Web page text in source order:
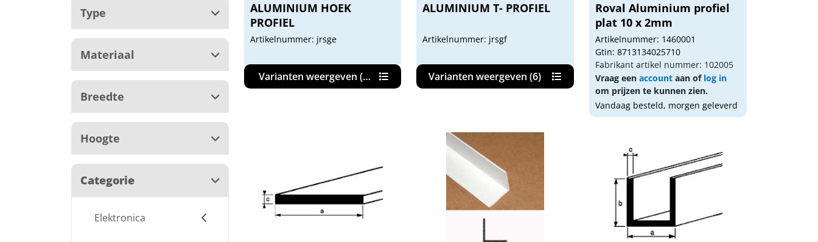
Type
Materiaal
Breedte
Hoogte
Categorie
Elektronica
ALUMINIUM HOEK
PROFIEL
Artikelnummer: jrsge
Varianten weergeven (35)
ALUMINIUM T- PROFIEL
Artikelnummer: jrsgf
Varianten weergeven (6)
Roval Aluminium profiel
plat 10 x 2mm
Artikelnummer: 1460001
Gtin: 8713134025710
Fabrikant artikel nummer: 102005
Vraag eenaccount aan of log in
om prijzen te kunnen zien.
Vandaag besteld, morgen geleverd